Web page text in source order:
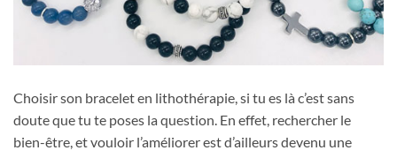
Choisir son bracelet en lithothérapie, si tu es là c’est sans
doute que tu te poses la question. En effet, rechercher le
bien-être, et vouloir l’améliorer est d’ailleurs devenu une